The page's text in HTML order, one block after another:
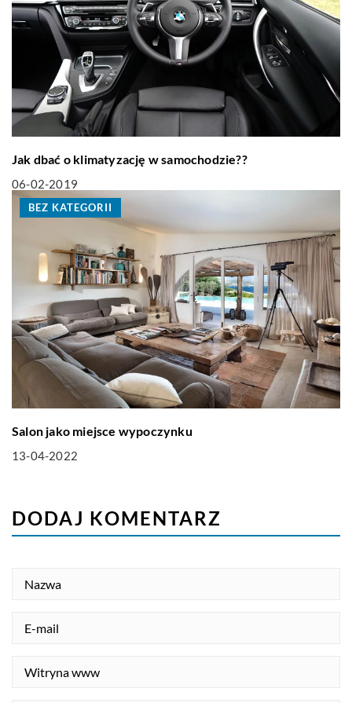
Jak dbać o klimatyzację w samochodzie??
06-02-2019
BEZ KATEGORII
Salon jako miejsce wypoczynku
13-04-2022
DODAJ KOMENTARZ